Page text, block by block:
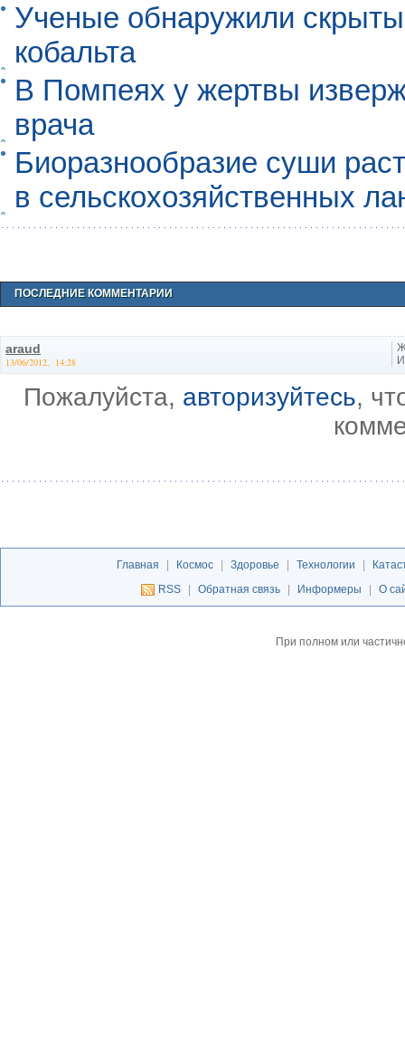
Ученые обнаружили
кобальта
В Помпеях у жертвы
врача
Биоразнообразие суши
в сельскохозяйственных
ПОСЛЕДНИЕ КОММЕНТАРИИ
araud
13/06/2012, 14:28
Пожалуйста, авторизуйтесь,
Главная | Космос | Здоровье | Технологии |
RSS
| Обратная связь | Информеры | О
При полном или